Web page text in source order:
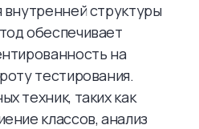
структуры
обеспечивает
на
тестирования.
техник, таких как
классов, анализ